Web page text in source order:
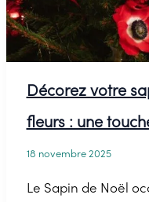
réussie
Décorez votre
fleurs : une
18 novembre 2025
Le Sapin de Noël